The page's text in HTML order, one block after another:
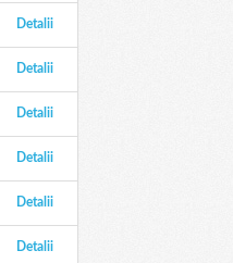
Detalii
Detalii
Detalii
Detalii
Detalii
Detalii